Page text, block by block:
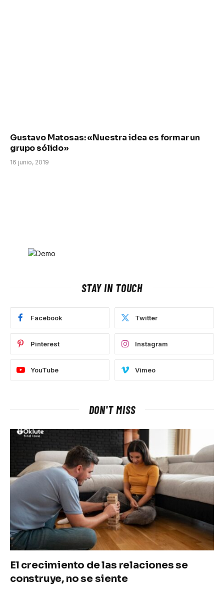
Gustavo Matosas: «Nuestra idea es formar un
grupo sólido»
16 junio, 2019
STAY IN TOUCH
Facebook Twitter
Pinterest Instagram
YouTube Vimeo
DON'T MISS
El crecimiento de las relaciones se
construye, no se siente